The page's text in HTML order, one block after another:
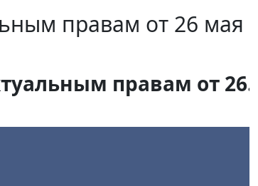
правам от 26 мая
правам от